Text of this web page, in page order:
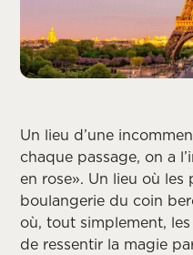
Un lieu d’une
chaque passage, on a
en rose». Un lieu où
boulangerie du coin
où, tout simplement,
de ressentir la magie